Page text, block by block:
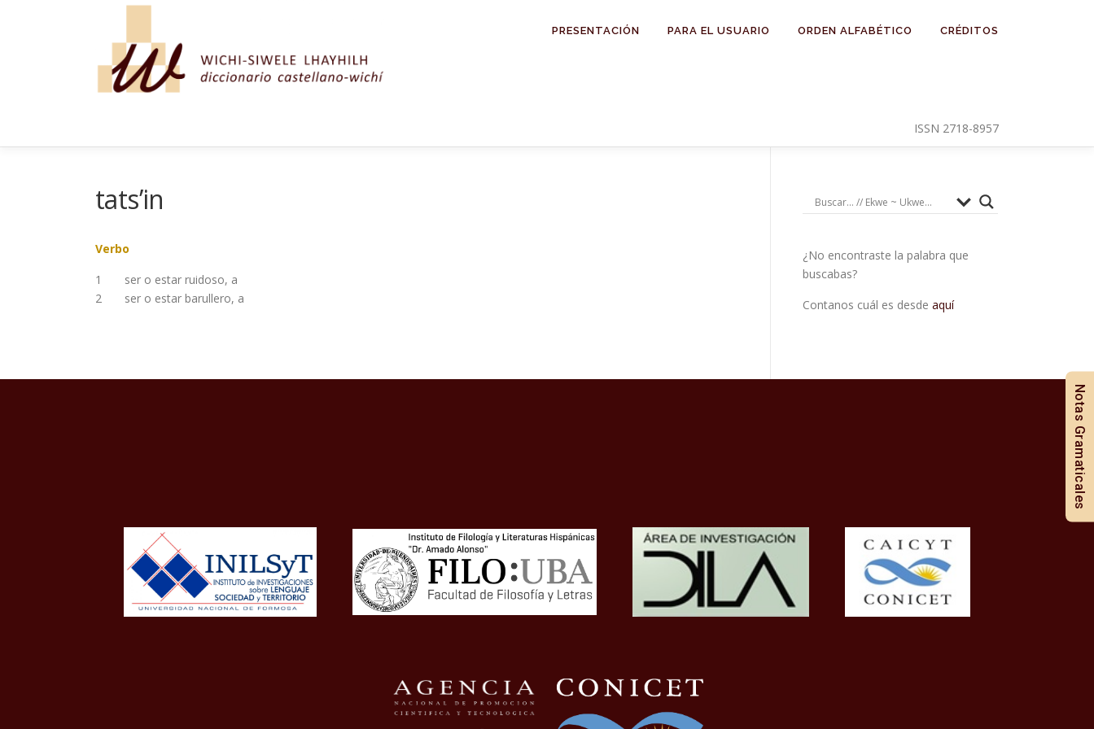
PRESENTACIÓN PARA EL USUARIO ORDEN ALFABÉTICO CRÉDITOS
ISSN 2718-8957
tats’in
Verbo
1
ser o estar ruidoso, a
2
ser o estar barullero, a
¿No encontraste la palabra que
buscabas?
Contanos cuál es desde aquí
Notas Gramaticales